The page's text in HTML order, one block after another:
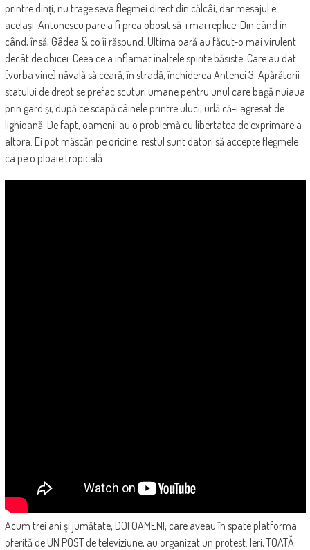
printre dinți, nu trage seva flegmei direct din călcâi, dar mesajul e
același. Antonescu pare a fi prea obosit să-i mai replice. Din când în
când, însă, Gâdea & co îi răspund. Ultima oară au făcut-o mai virulent
decât de obicei. Ceea ce a inflamat înaltele spirite băsiste. Care au dat
(vorba vine) năvală să ceară, în stradă, închiderea Antenei 3. Apărătorii
statului de drept se prefac scuturi umane pentru unul care bagă nuiaua
prin gard și, după ce scapă câinele printre uluci, urlă că-i agresat de
lighioană. De fapt, oamenii au o problemă cu libertatea de exprimare a
altora. Ei pot măscări pe oricine, restul sunt datori să accepte flegmele
ca pe o ploaie tropicală.
Acum trei ani şi jumătate, DOI OAMENI, care aveau în spate platforma
oferită de UN POST de televiziune, au organizat un protest. Ieri, TOATĂ